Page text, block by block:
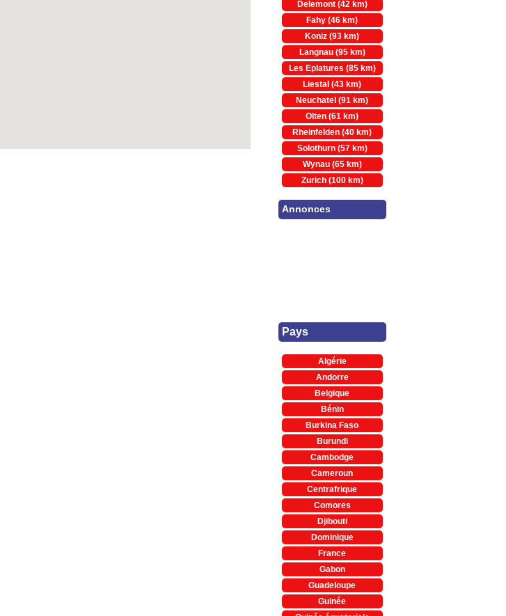
Delemont (42 km)
Fahy (46 km)
Koniz (93 km)
Langnau (95 km)
Les Eplatures (85 km)
Liestal (43 km)
Neuchatel (91 km)
Olten (61 km)
Rheinfelden (40 km)
Solothurn (57 km)
Wynau (65 km)
Zurich (100 km)
Annonces
Pays
Algérie
Andorre
Belgique
Bénin
Burkina Faso
Burundi
Cambodge
Cameroun
Centrafrique
Comores
Djibouti
Dominique
France
Gabon
Guadeloupe
Guinée